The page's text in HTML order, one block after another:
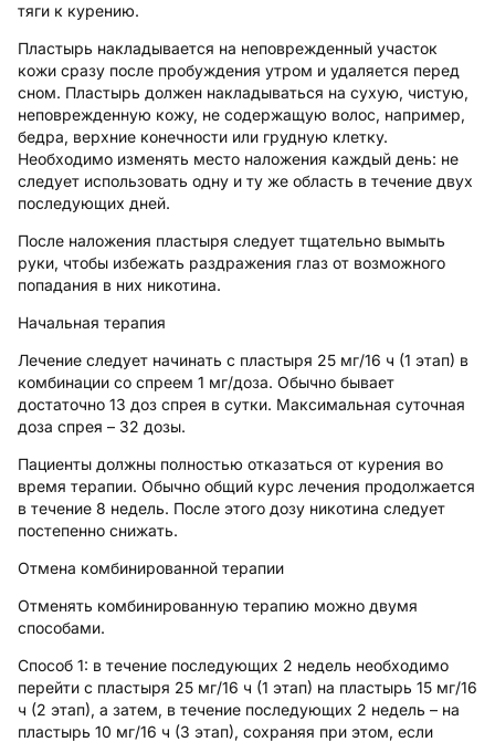
тяги к курению.
Пластырь накладывается на неповрежденный участок
кожи сразу после пробуждения утром и удаляется перед
сном. Пластырь должен накладываться на сухую, чистую,
неповрежденную кожу, не содержащую волос, например,
бедра, верхние конечности или грудную клетку.
Необходимо изменять место наложения каждый день: не
следует использовать одну и ту же область в течение двух
последующих дней.
После наложения пластыря следует тщательно вымыть
руки, чтобы избежать раздражения глаз от возможного
попадания в них никотина.
Начальная терапия
Лечение следует начинать с пластыря 25 мг/16 ч (1 этап) в
комбинации со спреем 1 мг/доза. Обычно бывает
достаточно 13 доз спрея в сутки. Максимальная суточная
доза спрея – 32 дозы.
Пациенты должны полностью отказаться от курения во
время терапии. Обычно общий курс лечения продолжается
в течение 8 недель. После этого дозу никотина следует
постепенно снижать.
Отмена комбинированной терапии
Отменять комбинированную терапию можно двумя
способами.
Способ 1: в течение последующих 2 недель необходимо
перейти с пластыря 25 мг/16 ч (1 этап) на пластырь 15 мг/16
ч (2 этап), а затем, в течение последующих 2 недель – на
пластырь 10 мг/16 ч (3 этап), сохраняя при этом, если